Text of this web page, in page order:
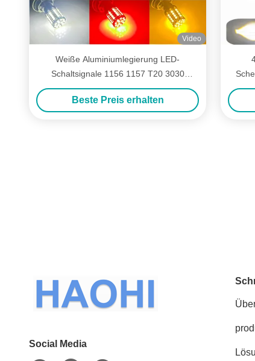
Video
Weiße Aluminiumlegierung LED-
Schaltsignale 1156 1157 T20 3030
44SMD Rückwärtslicht 12V 24V
Beste Preis erhalten
Social Media